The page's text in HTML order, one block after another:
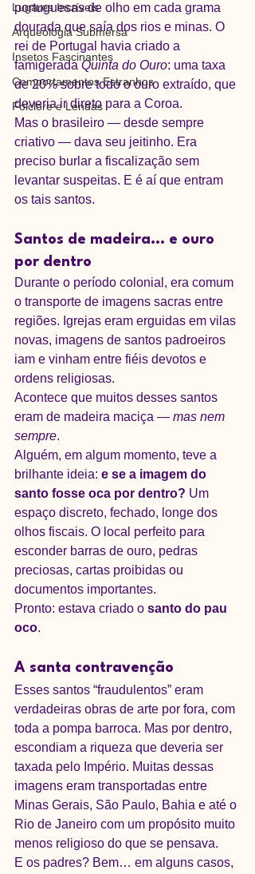
Lugares Incríveis
Arqueologia Submersa
Insetos Fascinantes
Comportamentos Estranhos
Folclore e Lendas
portuguesas de olho em cada grama
dourada que saía dos rios e minas. O
rei de Portugal havia criado a
famigerada Quinta do Ouro: uma taxa
de 20% sobre todo o ouro extraído, que
deveria ir direto para a Coroa.
Mas o brasileiro — desde sempre
criativo — dava seu jeitinho. Era
preciso burlar a fiscalização sem
levantar suspeitas. E é aí que entram
os tais santos.
Santos de madeira... e ouro
por dentro
Durante o período colonial, era comum
o transporte de imagens sacras entre
regiões. Igrejas eram erguidas em vilas
novas, imagens de santos padroeiros
iam e vinham entre fiéis devotos e
ordens religiosas.
Acontece que muitos desses santos
eram de madeira maciça — mas nem
sempre.
Alguém, em algum momento, teve a
brilhante ideia: e se a imagem do
santo fosse oca por dentro? Um
espaço discreto, fechado, longe dos
olhos fiscais. O local perfeito para
esconder barras de ouro, pedras
preciosas, cartas proibidas ou
documentos importantes.
Pronto: estava criado o santo do pau
oco.
A santa contravenção
Esses santos “fraudulentos” eram
verdadeiras obras de arte por fora, com
toda a pompa barroca. Mas por dentro,
escondiam a riqueza que deveria ser
taxada pelo Império. Muitas dessas
imagens eram transportadas entre
Minas Gerais, São Paulo, Bahia e até o
Rio de Janeiro com um propósito muito
menos religioso do que se pensava.
E os padres? Bem… em alguns casos,